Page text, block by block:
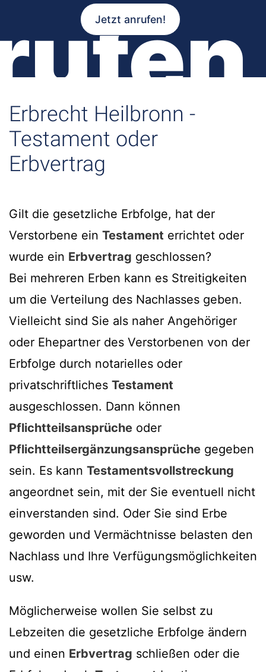
Jetzt anrufen!
Erbrecht Heilbronn -
Testament oder
Erbvertrag
Gilt die gesetzliche Erbfolge, hat der
Verstorbene ein Testament errichtet oder
wurde ein Erbvertrag geschlossen?
Bei mehreren Erben kann es Streitigkeiten
um die Verteilung des Nachlasses geben.
Vielleicht sind Sie als naher Angehöriger
oder Ehepartner des Verstorbenen von der
Erbfolge durch notarielles oder
privatschriftliches Testament
ausgeschlossen. Dann können
Pflichtteilsansprüche oder
Pflichtteilsergänzungsansprüche gegeben
sein. Es kann Testamentsvollstreckung
angeordnet sein, mit der Sie eventuell nicht
einverstanden sind. Oder Sie sind Erbe
geworden und Vermächtnisse belasten den
Nachlass und Ihre Verfügungsmöglichkeiten
usw.
Möglicherweise wollen Sie selbst zu
Lebzeiten die gesetzliche Erbfolge ändern
und einen Erbvertrag schließen oder die